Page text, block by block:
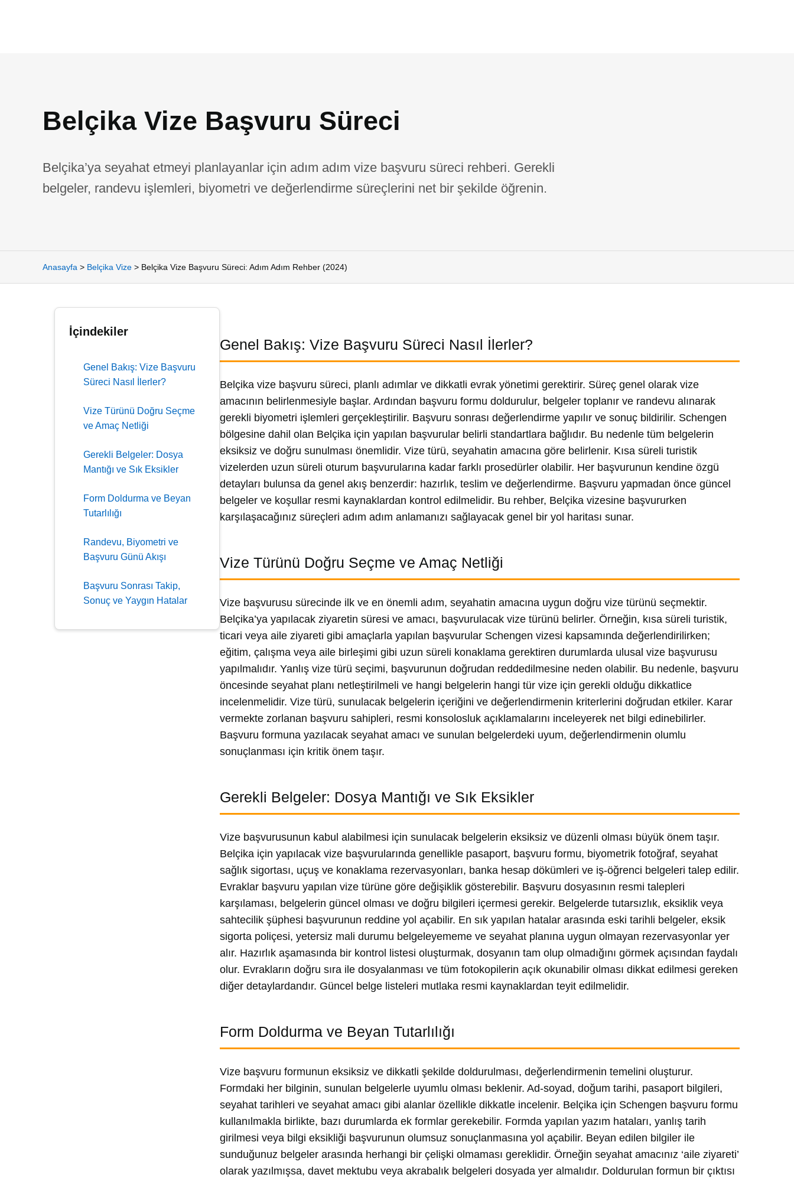
Belçika Vize Başvuru Süreci
Belçika’ya seyahat etmeyi planlayanlar için adım adım vize başvuru süreci rehberi. Gerekli
belgeler, randevu işlemleri, biyometri ve değerlendirme süreçlerini net bir şekilde öğrenin.
Anasayfa > Belçika Vize > Belçika Vize Başvuru Süreci: Adım Adım Rehber (2024)
İçindekiler
Genel Bakış: Vize Başvuru
Süreci Nasıl İlerler?
Vize Türünü Doğru Seçme
ve Amaç Netliği
Gerekli Belgeler: Dosya
Mantığı ve Sık Eksikler
Form Doldurma ve Beyan
Tutarlılığı
Randevu, Biyometri ve
Başvuru Günü Akışı
Başvuru Sonrası Takip,
Sonuç ve Yaygın Hatalar
Genel Bakış: Vize Başvuru Süreci Nasıl İlerler?
Belçika vize başvuru süreci, planlı adımlar ve dikkatli evrak yönetimi gerektirir. Süreç genel olarak vize
amacının belirlenmesiyle başlar. Ardından başvuru formu doldurulur, belgeler toplanır ve randevu alınarak
gerekli biyometri işlemleri gerçekleştirilir. Başvuru sonrası değerlendirme yapılır ve sonuç bildirilir. Schengen
bölgesine dahil olan Belçika için yapılan başvurular belirli standartlara bağlıdır. Bu nedenle tüm belgelerin
eksiksiz ve doğru sunulması önemlidir. Vize türü, seyahatin amacına göre belirlenir. Kısa süreli turistik
vizelerden uzun süreli oturum başvurularına kadar farklı prosedürler olabilir. Her başvurunun kendine özgü
detayları bulunsa da genel akış benzerdir: hazırlık, teslim ve değerlendirme. Başvuru yapmadan önce güncel
belgeler ve koşullar resmi kaynaklardan kontrol edilmelidir. Bu rehber, Belçika vizesine başvururken
karşılaşacağınız süreçleri adım adım anlamanızı sağlayacak genel bir yol haritası sunar.
Vize Türünü Doğru Seçme ve Amaç Netliği
Vize başvurusu sürecinde ilk ve en önemli adım, seyahatin amacına uygun doğru vize türünü seçmektir.
Belçika’ya yapılacak ziyaretin süresi ve amacı, başvurulacak vize türünü belirler. Örneğin, kısa süreli turistik,
ticari veya aile ziyareti gibi amaçlarla yapılan başvurular Schengen vizesi kapsamında değerlendirilirken;
eğitim, çalışma veya aile birleşimi gibi uzun süreli konaklama gerektiren durumlarda ulusal vize başvurusu
yapılmalıdır. Yanlış vize türü seçimi, başvurunun doğrudan reddedilmesine neden olabilir. Bu nedenle, başvuru
öncesinde seyahat planı netleştirilmeli ve hangi belgelerin hangi tür vize için gerekli olduğu dikkatlice
incelenmelidir. Vize türü, sunulacak belgelerin içeriğini ve değerlendirmenin kriterlerini doğrudan etkiler. Karar
vermekte zorlanan başvuru sahipleri, resmi konsolosluk açıklamalarını inceleyerek net bilgi edinebilirler.
Başvuru formuna yazılacak seyahat amacı ve sunulan belgelerdeki uyum, değerlendirmenin olumlu
sonuçlanması için kritik önem taşır.
Gerekli Belgeler: Dosya Mantığı ve Sık Eksikler
Vize başvurusunun kabul alabilmesi için sunulacak belgelerin eksiksiz ve düzenli olması büyük önem taşır.
Belçika için yapılacak vize başvurularında genellikle pasaport, başvuru formu, biyometrik fotoğraf, seyahat
sağlık sigortası, uçuş ve konaklama rezervasyonları, banka hesap dökümleri ve iş-öğrenci belgeleri talep edilir.
Evraklar başvuru yapılan vize türüne göre değişiklik gösterebilir. Başvuru dosyasının resmi talepleri
karşılaması, belgelerin güncel olması ve doğru bilgileri içermesi gerekir. Belgelerde tutarsızlık, eksiklik veya
sahtecilik şüphesi başvurunun reddine yol açabilir. En sık yapılan hatalar arasında eski tarihli belgeler, eksik
sigorta poliçesi, yetersiz mali durumu belgeleyememe ve seyahat planına uygun olmayan rezervasyonlar yer
alır. Hazırlık aşamasında bir kontrol listesi oluşturmak, dosyanın tam olup olmadığını görmek açısından faydalı
olur. Evrakların doğru sıra ile dosyalanması ve tüm fotokopilerin açık okunabilir olması dikkat edilmesi gereken
diğer detaylardandır. Güncel belge listeleri mutlaka resmi kaynaklardan teyit edilmelidir.
Form Doldurma ve Beyan Tutarlılığı
Vize başvuru formunun eksiksiz ve dikkatli şekilde doldurulması, değerlendirmenin temelini oluşturur.
Formdaki her bilginin, sunulan belgelerle uyumlu olması beklenir. Ad-soyad, doğum tarihi, pasaport bilgileri,
seyahat tarihleri ve seyahat amacı gibi alanlar özellikle dikkatle incelenir. Belçika için Schengen başvuru formu
kullanılmakla birlikte, bazı durumlarda ek formlar gerekebilir. Formda yapılan yazım hataları, yanlış tarih
girilmesi veya bilgi eksikliği başvurunun olumsuz sonuçlanmasına yol açabilir. Beyan edilen bilgiler ile
sunduğunuz belgeler arasında herhangi bir çelişki olmaması gereklidir. Örneğin seyahat amacınız ‘aile ziyareti’
olarak yazılmışsa, davet mektubu veya akrabalık belgeleri dosyada yer almalıdır. Doldurulan formun bir çıktısı